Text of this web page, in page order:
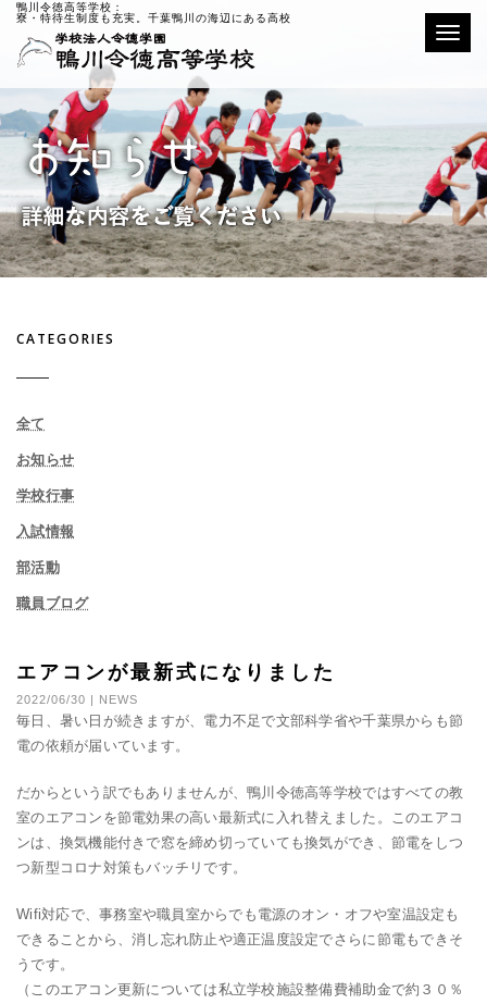
鴨川令徳高等学校：
寮・特待生制度も充実。千葉鴨川の海辺にある高校
CATEGORIES
全て
お知らせ
学校行事
入試情報
部活動
職員ブログ
エアコンが最新式になりました
2022/06/30 | NEWS
毎日、暑い日が続きますが、電力不足で文部科学省や千葉県からも節
電の依頼が届いています。
だからという訳でもありませんが、鴨川令徳高等学校ではすべての教
室のエアコンを節電効果の高い最新式に入れ替えました。このエアコ
ンは、換気機能付きで窓を締め切っていても換気ができ、節電をしつ
つ新型コロナ対策もバッチリです。
Wifi対応で、事務室や職員室からでも電源のオン・オフや室温設定も
できることから、消し忘れ防止や適正温度設定でさらに節電もできそ
うです。
（このエアコン更新については私立学校施設整備費補助金で約３０％